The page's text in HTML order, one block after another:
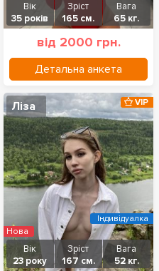
Вік
35 років
Зріст
165 см.
Вага
65 кг.
від 2000 грн.
Детальна анкета
Ліза
Вік
23 року
Зріст
167 см.
Вага
52 кг.
VIP
Нова
Індивідуалка